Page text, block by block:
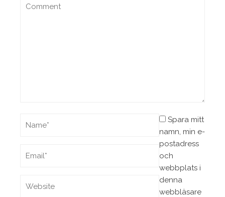
Spara mitt
namn, min e-
postadress
och
webbplats i
denna
webbläsare